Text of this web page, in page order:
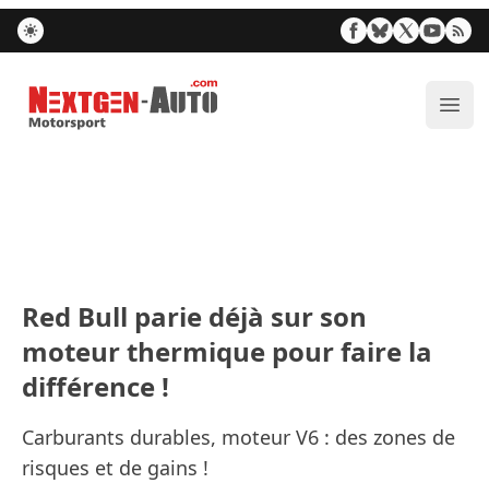
Nextgen-Auto.com
Red Bull parie déjà sur son
moteur thermique pour faire la
différence !
Carburants durables, moteur V6 : des zones de
risques et de gains !